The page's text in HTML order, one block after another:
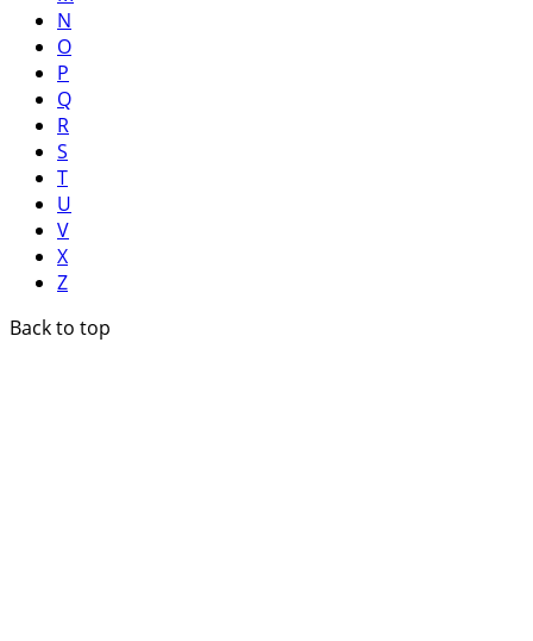
N
O
P
Q
R
S
T
U
V
X
Z
Back to top